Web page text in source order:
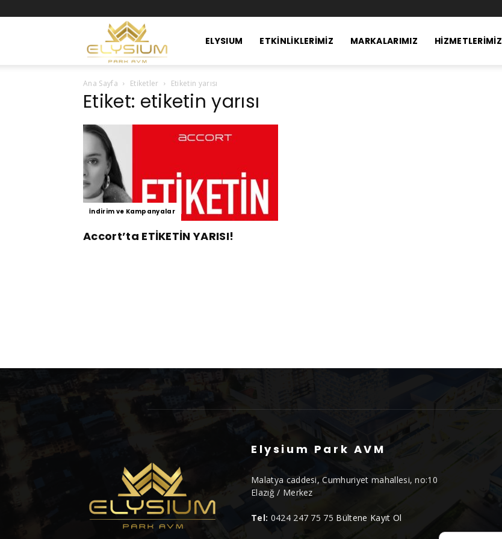
Park
Avm
ELYSIUM ETKINLIKLERIMIZ MARKALARIMIZ HIZMETLERIMIZ
Ana Sayfa Etiketler Etiketin yarısı
Etiket: etiketin yarısı
İndirim ve Kampanyalar
Accort’ta ETİKETİN YARISI!
Elysium Park AVM
Malatya caddesi, Cumhuriyet mahallesi, no:10
Elazığ / Merkez
Tel: 0424 247 75 75 Bültene Kayıt Ol